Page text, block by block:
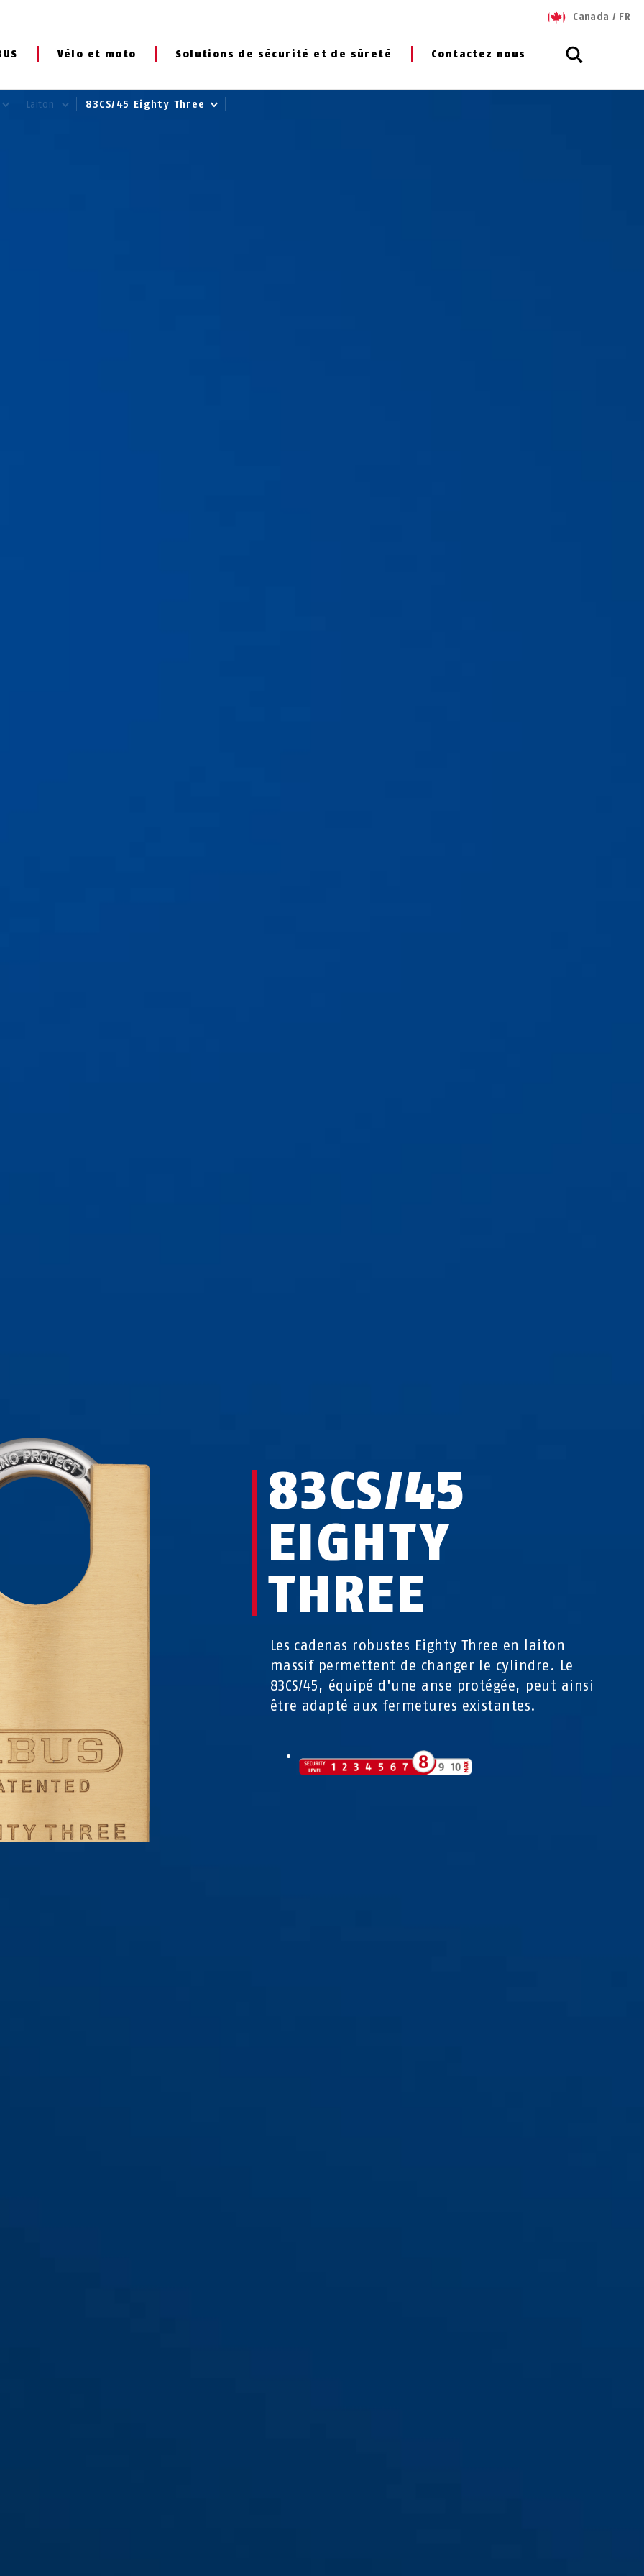
Vélo et moto Solutions de sécurité et de sûreté Contactez nous
Canada / FR
Laiton 83CS/45 Eighty Three
83CS/45
EIGHTY
THREE
Les cadenas robustes Eighty Three en laiton
massif permettent de changer le cylindre. Le
83CS/45, équipé d'une anse protégée, peut ainsi
être adapté aux fermetures existantes.